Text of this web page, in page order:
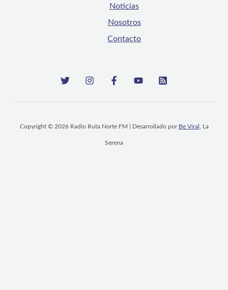
Noticias
Nosotros
Contacto
Copyright © 2026 Radio Ruta Norte FM | Desarrollado por Be Viral , La
Serena